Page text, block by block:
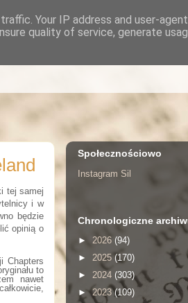
tej samej
i w
będzie
opinią o
Chapters
to
nawet
Społecznościowo
Instagram Sil
Chronologiczne
► 2026 (94)
► 2025(170)
► 2024 (303)
►2023(109)
Your IP address and user-agent
quality of service, generate